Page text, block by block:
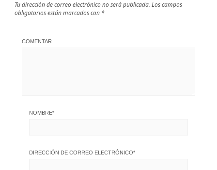
Tu dirección de correo electrónico no será publicada. Los campos
obligatorios están marcados con *
COMENTAR
NOMBRE*
DIRECCIÓN DE CORREO ELECTRÓNICO*